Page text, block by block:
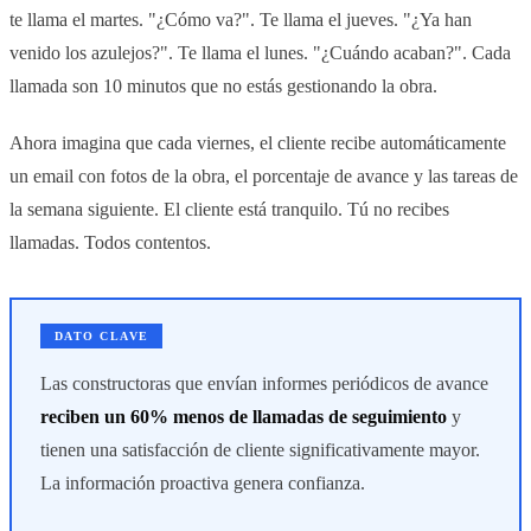
te llama el martes. "¿Cómo va?". Te llama el jueves. "¿Ya han
venido los azulejos?". Te llama el lunes. "¿Cuándo acaban?". Cada
llamada son 10 minutos que no estás gestionando la obra.
Ahora imagina que cada viernes, el cliente recibe automáticamente
un email con fotos de la obra, el porcentaje de avance y las tareas de
la semana siguiente. El cliente está tranquilo. Tú no recibes
llamadas. Todos contentos.
DATO CLAVE
Las constructoras que envían informes periódicos de avance
reciben un 60% menos de llamadas de seguimiento y
tienen una satisfacción de cliente significativamente mayor.
La información proactiva genera confianza.